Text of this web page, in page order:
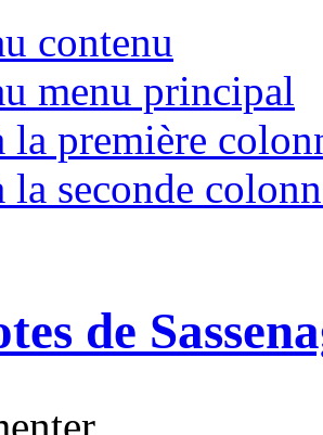
contenu
menu principal
la première
seconde
de